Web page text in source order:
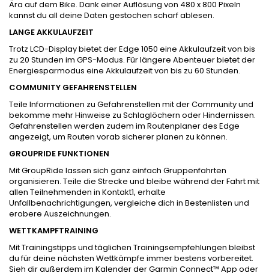
Ära auf dem Bike. Dank einer Auflösung von 480 x 800 Pixeln
kannst du all deine Daten gestochen scharf ablesen.
LANGE AKKULAUFZEIT
Trotz LCD-Display bietet der Edge 1050 eine Akkulaufzeit von bis
zu 20 Stunden im GPS-Modus. Für längere Abenteuer bietet der
Energiesparmodus eine Akkulaufzeit von bis zu 60 Stunden.
COMMUNITY GEFAHRENSTELLEN
Teile Informationen zu Gefahrenstellen mit der Community und
bekomme mehr Hinweise zu Schlaglöchern oder Hindernissen.
Gefahrenstellen werden zudem im Routenplaner des Edge
angezeigt, um Routen vorab sicherer planen zu können.
GROUPRIDE FUNKTIONEN
Mit GroupRide lassen sich ganz einfach Gruppenfahrten
organisieren. Teile die Strecke und bleibe während der Fahrt mit
allen Teilnehmenden in Kontakt1, erhalte
Unfallbenachrichtigungen, vergleiche dich in Bestenlisten und
erobere Auszeichnungen.
WETTKAMPFTRAINING
Mit Trainingstipps und täglichen Trainingsempfehlungen bleibst
du für deine nächsten Wettkämpfe immer bestens vorbereitet.
Sieh dir außerdem im Kalender der Garmin Connect™ App oder